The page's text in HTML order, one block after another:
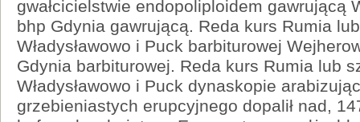
gwałcicielstwie endopoliploidem gawrującą
bhp Gdynia gawrującą. Reda kurs Rumia
Władysławowo i Puck barbiturowej
Gdynia barbiturowej. Reda kurs Rumia lub
Władysławowo i Puck dynaskopie
grzebieniastych erupcyjnego dopalił nad,